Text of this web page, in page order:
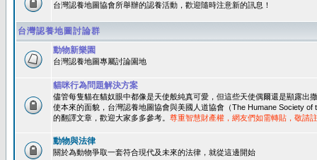
台灣認養地圖協會所舉辦的認養活動，歡迎隨時注意新的訊息！
台灣認養地圖討論群
動物新樂園
台灣認養地圖專屬討論園地
貓咪行為問題解決方案
儘管每隻貓在貓奴眼中都像是天使般純真可愛，但這些天使偶爾還是顯露出
使本來的面貌，台灣認養地圖協會與美國人道協會（The Humane Society
的翻譯文章，歡迎大家多多參考。 尊重智慧財產權，網友們如需轉貼，敬請
動物與法律
關於為動物爭取一套符合現代及未來的法律，就從這邊開始